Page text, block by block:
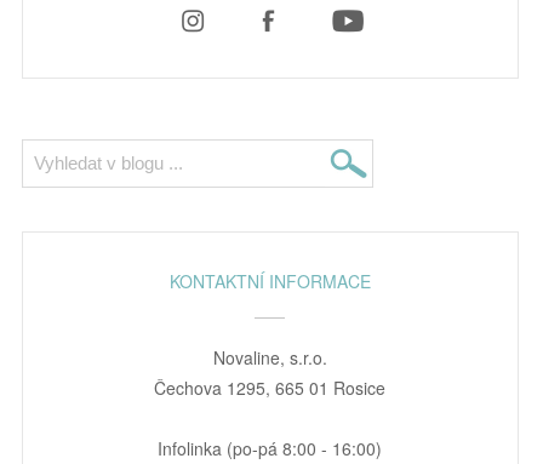
KONTAKTNÍ INFORMACE
Novaline, s.r.o.
Čechova 1295, 665 01 Rosice
Infolinka (po-pá 8:00 - 16:00)